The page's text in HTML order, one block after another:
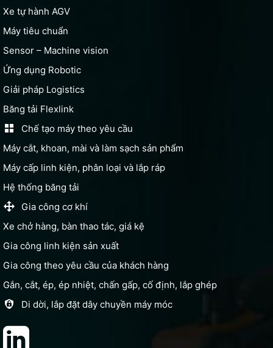
Xe tự hành AGV
Máy tiêu chuẩn
Sensor – Machine vision
Ứng dụng Robotic
Giải pháp Logistics
Băng tải Flexlink
Chế tạo máy theo yêu cầu
Máy cắt, khoan, mài và làm sạch sản phẩm
Máy cấp linh kiện, phân loại và lắp ráp
Hệ thống băng tải
Gia công cơ khí
Xe chở hàng, bàn thao tác, giá kệ
Gia công linh kiện sản xuất
Gia công theo yêu cầu của khách hàng
Gắn, cắt, ép, ép nhiệt, chấn gấp, cố định, lắp ghép
Di dời, lắp đặt dây chuyền máy móc